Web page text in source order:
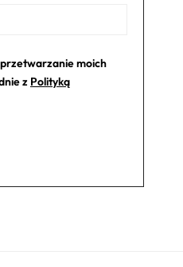
moich
z Polityką